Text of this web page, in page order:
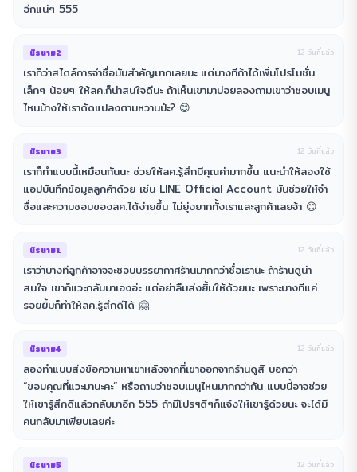
อีกแน่ๆ 555
นิรนาม2 12 วันที่แล้ว
เราก็ว่าสไตล์การจำชื่อมันสำคัญมากเลยนะ แต่บางทีถ้าได้เพิ่มโปรโมชั่น
เล็กๆ น้อยๆ ให้ลค.ก็น่าสนใจดีนะ ถ้าเห็นเขามาบ่อยลองถามเขาว่าชอบเมนู
ไหนบ้างให้เราดัดแปลงตามหวานป่ะ? 😊
นิรนาม3 12 วันที่แล้ว
เราก็ทำแบบนี้เหมือนกันนะ ช่วยให้ลค.รู้สึกมีคุณค่ามากขึ้น แนะนำให้ลองใช้
แอปบันทึกข้อมูลลูกค้าด้วย เช่น LINE Official Account มันช่วยให้จำ
ชื่อและความชอบของลค.ได้ง่ายขึ้น ไม่ยุ่งยากทั้งเราและลูกค้าเลยจ้า 😊
นิรนาม1 12 วันที่แล้ว
เราว่าบางทีลูกค้าอาจจะชอบบรรยากาศร้านมากกว่าชื่อเรานะ ถ้าร้านดูน่า
สนใจ เขาก็แวะกลับมาเองอ่ะ แต่อย่าลืมส่งยิ้มให้ด้วยนะ เพราะบางทีแค่
รอยยิ้มก็ทำให้ลค.รู้สึกดีได้ 🤗
นิรนาม4 12 วันที่แล้ว
ลองทำแบบส่งข้อความหาเขาหลังจากที่เขาออกจากร้านดูสิ บอกว่า
“ขอบคุณที่แวะมานะคะ” หรือถามว่าชอบเมนูไหนมากกว่ากัน แบบนี้อาจช่วย
ให้เขารู้สึกดีแล้วกลับมาอีก 555 ถ้ามีโปรฯดีๆก็แจ้งให้เขารู้ด้วยนะ จะได้มี
คนกลับมาเพียบเลยค่ะ
นิรนาม5 12 วันที่แล้ว